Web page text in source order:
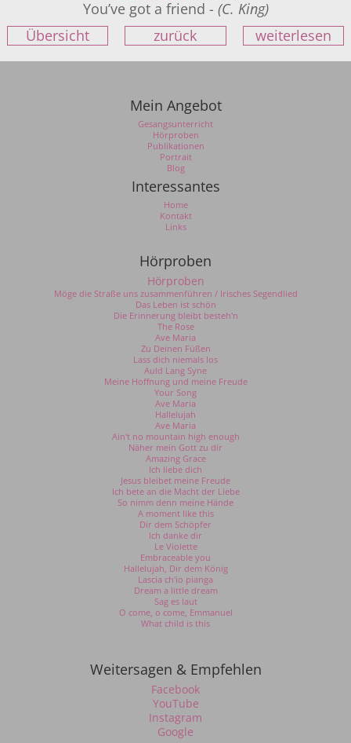
You’ve got a friend - (C. King)
Übersicht
zurück weiterlesen
Mein Angebot
Gesangsunterricht
Hörproben
Publikationen
Portrait
Blog
Interessantes
Home
Kontakt
Links
Hörproben
Hörproben
Möge die Straße uns zusammenführen / Irisches Segendlied
Das Leben ist schön
Die Erinnerung bleibt besteh'n
The Rose
Ave Maria
Zu Deinen Füßen
Lass dich niemals los
Auld Lang Syne
Meine Hoffnung und meine Freude
Your Song
Ave Maria
Hallelujah
Ave Maria
Ain't no mountain high enough
Näher mein Gott zu dir
Amazing Grace
Ich liebe dich
Jesus bleibet meine Freude
Ich bete an die Macht der Liebe
So nimm denn meine Hände
A moment like this
Dir dem Schöpfer
Ich danke dir
Le Violette
Embraceable you
Hallelujah, Dir dem König
Lascia ch'io pianga
Dream a little dream
Sag es laut
O come, o come, Emmanuel
What child is this
Weitersagen & Empfehlen
Facebook
YouTube
Instagram
Google